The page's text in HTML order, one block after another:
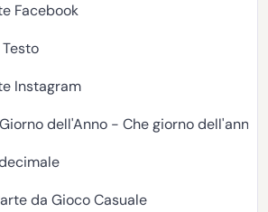
Facebook
Instagram
dell'Anno - Che giorno dell'anno
da Gioco Casuale